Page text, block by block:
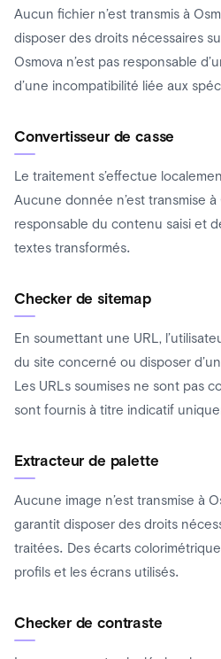
Aucun fichier n’est transmis à
disposer des droits nécessaires
Osmova n’est pas responsable
d’une incompatibilité liée aux
Convertisseur de casse
Le traitement s’effectue
Aucune donnée n’est transmise à
responsable du contenu saisi et
textes transformés.
Checker de sitemap
En soumettant une URL,
du site concerné ou disposer
Les URLs soumises ne sont pas
sont fournis à titre indicatif
Extracteur de palette
Aucune image n’est transmise à
garantit disposer des droits
traitées. Des écarts
profils et les écrans utilisés.
Checker de contraste